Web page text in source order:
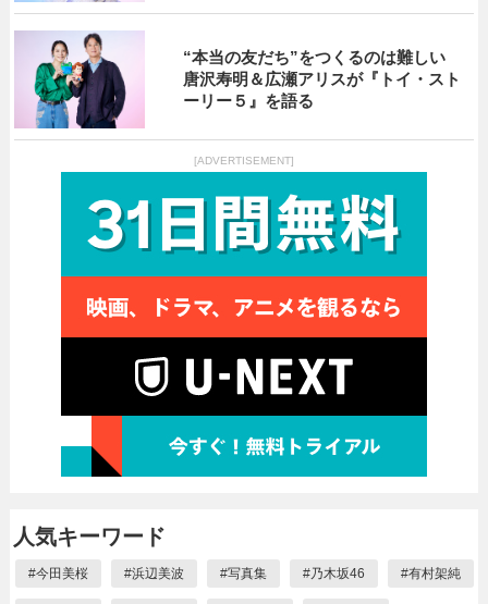
“本当の友だち”をつくるのは難しい
唐沢寿明＆広瀬アリスが『トイ・スト
ーリー５』を語る
[ADVERTISEMENT]
人気キーワード
#今田美桜 #浜辺美波 #写真集 #乃木坂46 #有村架純